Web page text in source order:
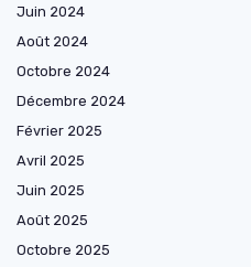
Juin 2024
Août 2024
Octobre 2024
Décembre 2024
Février 2025
Avril 2025
Juin 2025
Août 2025
Octobre 2025